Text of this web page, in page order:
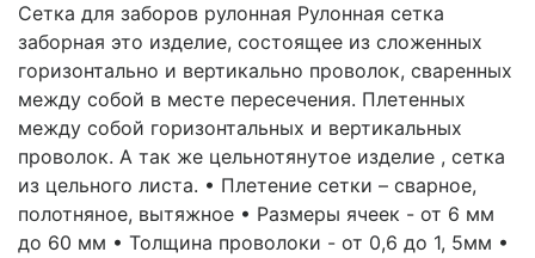
Сетка для заборов рулонная Рулонная сетка
заборная это изделие, состоящее из сложенных
горизонтально и вертикально проволок, сваренных
между собой в месте пересечения. Плетенных
между собой горизонтальных и вертикальных
проволок. А так же цельнотянутое изделие , сетка
из цельного листа. • Плетение сетки – сварное,
полотняное, вытяжное • Размеры ячеек - от 6 мм
до 60 мм • Толщина проволоки - от 0,6 до 1, 5мм •